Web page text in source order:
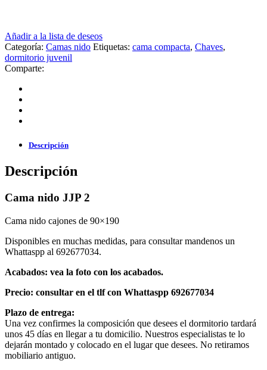
Añadir a la lista de deseos
Categoría: Camas nido Etiquetas: cama compacta, Chaves,
dormitorio juvenil
Comparte:
Descripción
Descripción
Cama nido JJP 2
Cama nido cajones de 90×190
Disponibles en muchas medidas, para consultar mandenos un
Whattaspp al 692677034.
Acabados: vea la foto con los acabados.
Precio: consultar en el tlf con Whattaspp 692677034
Plazo de entrega:
Una vez confirmes la composición que desees el dormitorio tardará
unos 45 días en llegar a tu domicilio. Nuestros especialistas te lo
dejarán montado y colocado en el lugar que desees. No retiramos
mobiliario antiguo.